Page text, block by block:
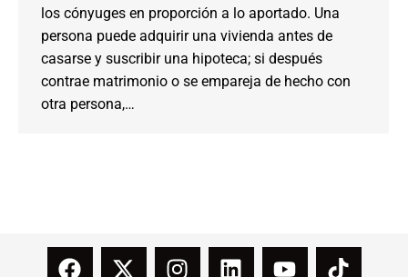
los cónyuges en proporción a lo aportado. Una
persona puede adquirir una vivienda antes de
casarse y suscribir una hipoteca; si después
contrae matrimonio o se empareja de hecho con
otra persona,…